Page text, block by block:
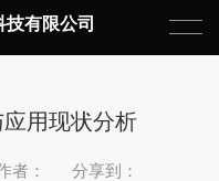
技有限公司
用现状分析
者：
分享到：